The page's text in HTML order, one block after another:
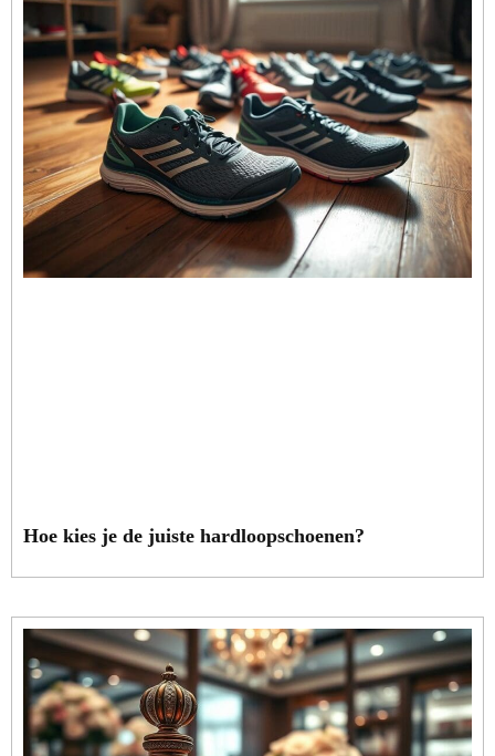
Hoe kies je de juiste hardloopschoenen?